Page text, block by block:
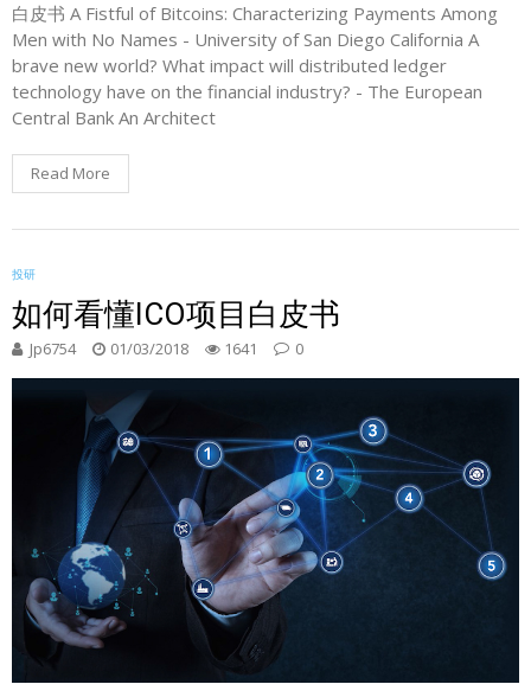
白皮书 A Fistful of Bitcoins: Characterizing Payments Among
Men with No Names - University of San Diego California A
brave new world? What impact will distributed ledger
technology have on the financial industry? - The European
Central Bank An Architect
Read More
投研
如何看懂ICO项目白皮书
Jp6754 01/03/2018 1641 0